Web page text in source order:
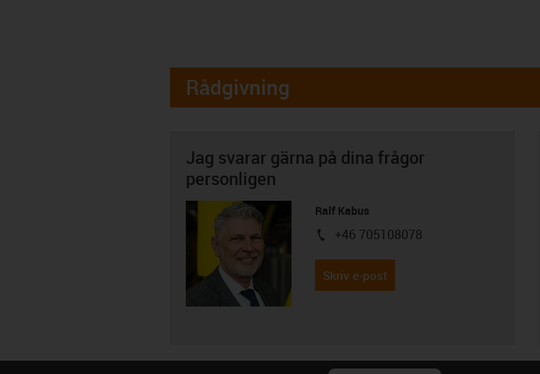
Rådgivning
Jag svarar gärna på dina frågor
personligen
Ralf Kabus
igus-icon-phone
+46 705108078
Skriv e-post